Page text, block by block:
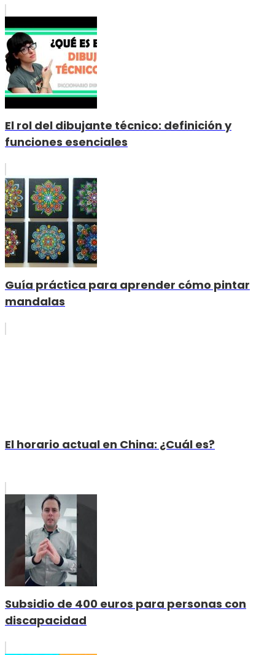
El rol del dibujante técnico: definición y
funciones esenciales
Guía práctica para aprender cómo pintar
mandalas
El horario actual en China: ¿Cuál es?
Subsidio de 400 euros para personas con
discapacidad